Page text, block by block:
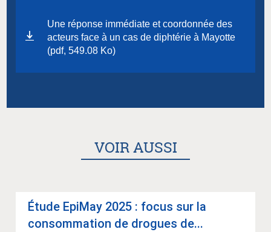
Une réponse immédiate et coordonnée des
acteurs face à un cas de diphtérie à Mayotte
(pdf, 549.08 Ko)
VOIR AUSSI
Étude Epi­May 2025 : focus sur la
consom­ma­tion de drogues de...